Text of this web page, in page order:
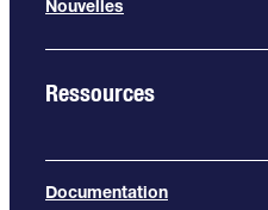
Nouvelles
Ressources
Documentation